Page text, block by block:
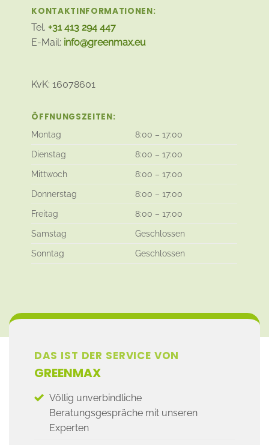
KONTAKTINFORMATIONEN:
Tel.+31 413 294 447
E-Mail: info@greenmax.eu
KvK: 16078601
ÖFFNUNGSZEITEN:
Montag 8:00 – 17:00
Dienstag 8:00 – 17:00
Mittwoch 8:00 – 17:00
Donnerstag 8:00 – 17:00
Freitag 8:00 – 17:00
Samstag Geschlossen
Sonntag Geschlossen
DAS IST DER SERVICE VON
GREENMAX
Völlig unverbindliche
Beratungsgespräche mit unseren
Experten